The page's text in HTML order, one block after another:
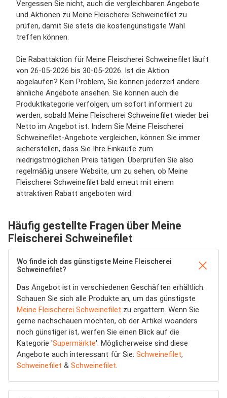
Vergessen Sie nicht, auch die vergleichbaren Angebote
und Aktionen zu Meine Fleischerei Schweinefilet zu
prüfen, damit Sie stets die kostengünstigste Wahl
treffen können.
Die Rabattaktion für Meine Fleischerei Schweinefilet läuft
von 26-05-2026 bis 30-05-2026. Ist die Aktion
abgelaufen? Kein Problem, Sie können jederzeit andere
ähnliche Angebote ansehen. Sie können auch die
Produktkategorie verfolgen, um sofort informiert zu
werden, sobald Meine Fleischerei Schweinefilet wieder bei
Netto im Angebot ist. Indem Sie Meine Fleischerei
Schweinefilet-Angebote vergleichen, können Sie immer
sicherstellen, dass Sie Ihre Einkäufe zum
niedrigstmöglichen Preis tätigen. Überprüfen Sie also
regelmäßig unsere Website, um zu sehen, ob Meine
Fleischerei Schweinefilet bald erneut mit einem
attraktiven Rabatt angeboten wird.
Häufig gestellte Fragen über Meine
Fleischerei Schweinefilet
Wo finde ich das günstigste Meine Fleischerei
Schweinefilet?
Das Angebot ist in verschiedenen Geschäften erhältlich.
Schauen Sie sich alle Produkte an, um das günstigste
Meine Fleischerei Schweinefilet zu ergattern. Wenn Sie
gerne nachschauen möchten, ob der Artikel woanders
noch günstiger ist, werfen Sie einen Blick auf die
Kategorie 'Supermärkte'. Möglicherweise sind diese
Angebote auch interessant für Sie: Schweinefilet,
Schweinefilet & Schweinefilet.